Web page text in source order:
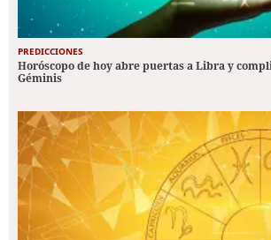
PREDICCIONES
Horóscopo de hoy abre puertas a Libra y
Géminis